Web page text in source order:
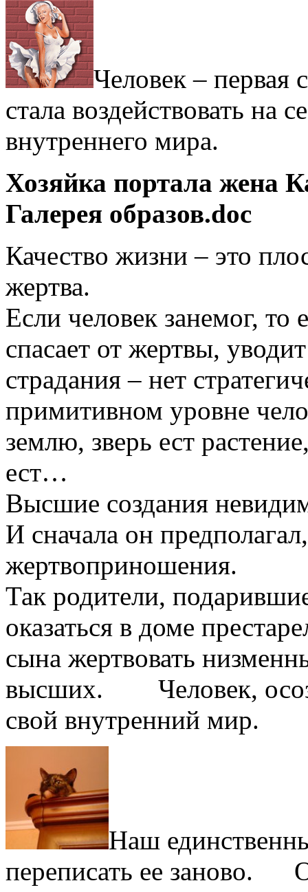
Человек – первая
стала воздействовать на
внутреннего мира.
Хозяйка портала жена
Галерея образов.doc
Качество жизни – это
жертва.
Если человек занемог, то
спасает от жертвы,
страдания – нет
примитивном уровне
землю, зверь ест
ест…
Высшие создания
И сначала он
жертвоприношения.
Так родители,
оказаться в доме
сына жертвовать
высших. Человек,
свой внутренний мир.
Наш
переписать ее заново.